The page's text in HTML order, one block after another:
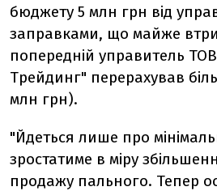
бюджету 5 млн грн від
заправками, що майже
попередній управитель
Трейдинг" перерахував
млн грн).
"Йдеться лише про
зростатиме в міру
продажу пального. Тепер